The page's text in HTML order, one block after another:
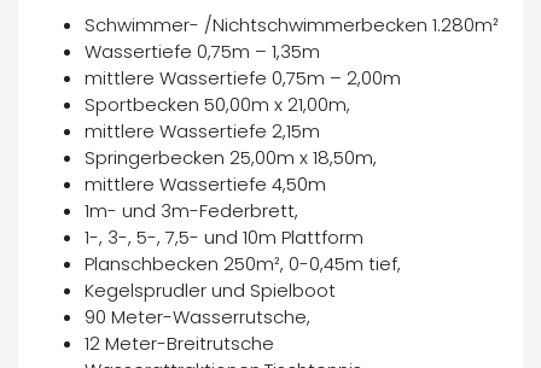
Schwimmer- /Nichtschwimmerbecken 1.280m²
Wassertiefe 0,75m – 1,35m
mittlere Wassertiefe 0,75m – 2,00m
Sportbecken 50,00m x 21,00m,
mittlere Wassertiefe 2,15m
Springerbecken 25,00m x 18,50m,
mittlere Wassertiefe 4,50m
1m- und 3m-Federbrett,
1-, 3-, 5-, 7,5- und 10m Plattform
Planschbecken 250m², 0-0,45m tief,
Kegelsprudler und Spielboot
90 Meter-Wasserrutsche,
12 Meter-Breitrutsche